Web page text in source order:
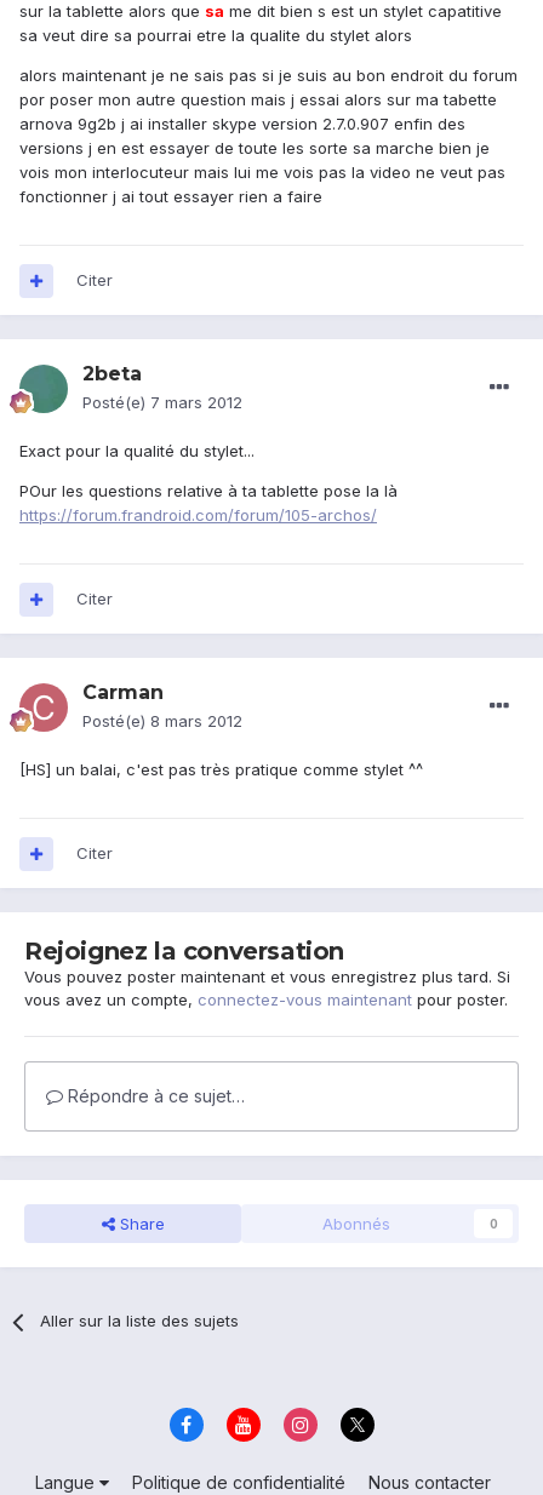
sur la tablette alors que sa me dit bien s est un stylet capatitive
sa veut dire sa pourrai etre la qualite du stylet alors
alors maintenant je ne sais pas si je suis au bon endroit du forum
por poser mon autre question mais j essai alors sur ma tabette
arnova 9g2b j ai installer skype version 2.7.0.907 enfin des
versions j en est essayer de toute les sorte sa marche bien je
vois mon interlocuteur mais lui me vois pas la video ne veut pas
fonctionner j ai tout essayer rien a faire
Citer
2beta
Posté(e) 7 mars 2012
Exact pour la qualité du stylet...
POur les questions relative à ta tablette pose la là
https://forum.frandroid.com/forum/105-archos/
Citer
Carman
Posté(e) 8 mars 2012
[HS] un balai, c'est pas très pratique comme stylet ^^
Citer
Rejoignez la conversation
Vous pouvez poster maintenant et vous enregistrez plus tard. Si
vous avez un compte, connectez-vous maintenant pour poster.
Répondre à ce sujet…
Share Abonnés 0
Aller sur la liste des sujets
Langue Politique de confidentialité Nous contacter